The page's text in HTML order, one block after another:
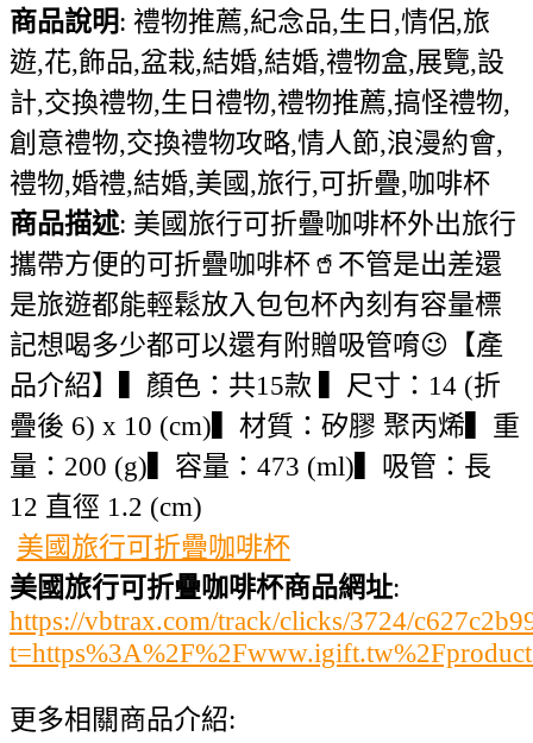
商品說明: 禮物推薦,紀念品,生日,情侶,旅
遊,花,飾品,盆栽,結婚,結婚,禮物盒,展覽,設
計,交換禮物,生日禮物,禮物推薦,搞怪禮物,
創意禮物,交換禮物攻略,情人節,浪漫約會,
禮物,婚禮,結婚,美國,旅行,可折疊,咖啡杯
商品描述: 美國旅行可折疊咖啡杯外出旅行
攜帶方便的可折疊咖啡杯🥤不管是出差還
是旅遊都能輕鬆放入包包杯內刻有容量標
記想喝多少都可以還有附贈吸管唷😉【產
品介紹】▍顏色：共15款 ▍尺寸：14 (折
疊後 6) x 10 (cm)▍材質：矽膠 聚丙烯▍重
量：200 (g)▍容量：473 (ml)▍吸管：長
12 直徑 1.2 (cm)
美國旅行可折疊咖啡杯
美國旅行可折疊咖啡杯商品網址:
https://vbtrax.com/track/clicks/3724/
更多相關商品介紹: